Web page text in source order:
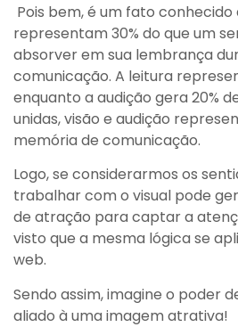
Pois bem, é um fato conhecido
representam 30% do que um
absorver em sua lembrança
comunicação. A leitura
enquanto a audição gera 20%
unidas, visão e audição
memória de comunicação.
Logo, se considerarmos os
trabalhar com o visual pode
de atração para captar a
visto que a mesma lógica se
web.
Sendo assim, imagine o poder
aliado à uma imagem atrativa!